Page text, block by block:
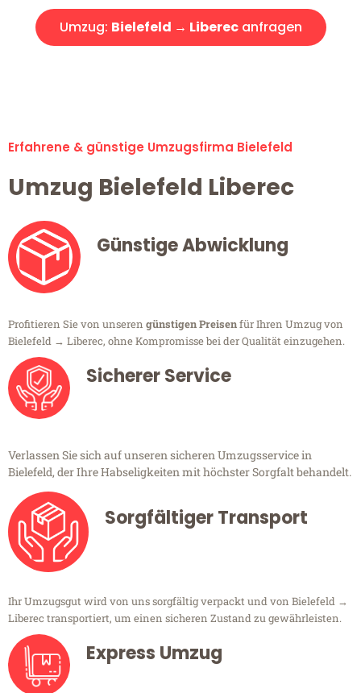
Umzug: Bielefeld → Liberecanfragen
Erfahrene & günstige Umzugsfirma Bielefeld
Umzug Bielefeld Liberec
Günstige Abwicklung
Profitieren Sie von unseren günstigen Preisenfür Ihren Umzug von
Bielefeld → Liberec, ohne Kompromisse bei der Qualität einzugehen.
Sicherer Service
Verlassen Sie sich auf unseren sicheren Umzugsservice in
Bielefeld, der Ihre Habseligkeiten mit höchster Sorgfalt behandelt.
Sorgfältiger Transport
Ihr Umzugsgut wird von uns sorgfältig verpackt und von Bielefeld →
Liberec transportiert, um einen sicheren Zustand zu gewährleisten.
Express Umzug